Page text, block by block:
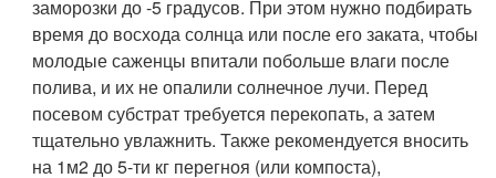
заморозки до -5 градусов. При этом нужно подбирать
время до восхода солнца или после его заката, чтобы
молодые саженцы впитали побольше влаги после
полива, и их не опалили солнечное лучи. Перед
посевом субстрат требуется перекопать, а затем
тщательно увлажнить. Также рекомендуется вносить
на 1м2 до 5-ти кг перегноя (или компоста),